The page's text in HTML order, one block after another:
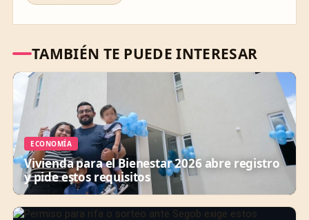
TAMBIÉN TE PUEDE INTERESAR
ECONOMÍA
Vivienda para el Bienestar 2026 abre registro
y pide estos requisitos